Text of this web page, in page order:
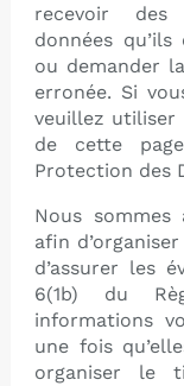
recevoir des
données
ou demander
erronée. Si
veuillez utiliser
de cette
Protection des
Nous
afin
d’assurer les
6(1b) du
informations
une fois
organiser le